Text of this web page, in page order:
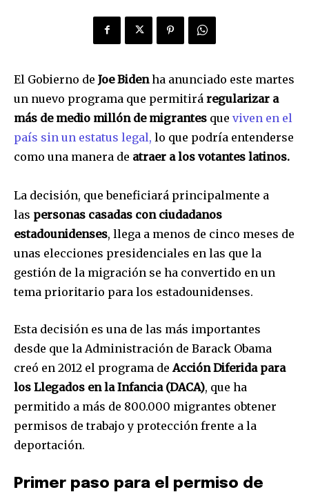
El Gobierno de Joe Bidenha anunciado este martes
un nuevo programa que permitirá regularizar a
más de medio millón de migrantes que viven en el
país sin un estatus legal, lo que podría entenderse
como una manera de atraer a los votantes latinos.
La decisión, que beneficiará principalmente a
las personas casadas con ciudadanos
estadounidenses, llega a menos de cinco meses de
unas elecciones presidenciales en las que la
gestión de la migración se ha convertido en un
tema prioritario para los estadounidenses.
Esta decisión es una de las más importantes
desde que la Administración de Barack Obama
creó en 2012 el programa de Acción Diferida para
los Llegados en la Infancia (DACA), que ha
permitido a más de 800.000 migrantes obtener
permisos de trabajo y protección frente a la
deportación.
Primer paso para el permiso de